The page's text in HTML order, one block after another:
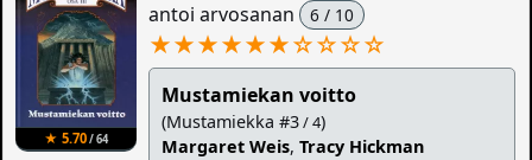
★ 5.70/ 64
antoi arvosanan 6 / 10
★★★★★★☆☆☆☆
Mustamiekan voitto
(Mustamiekka #3/ 4)
Margaret Weis,Tracy Hickman